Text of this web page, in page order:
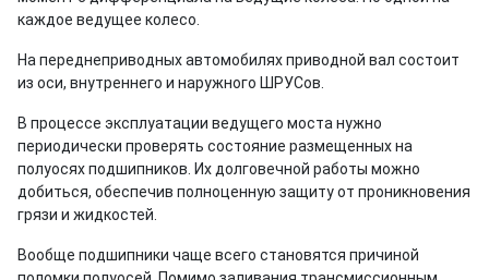
каждое ведущее колесо.
На переднеприводных автомобилях приводной вал состоит
из оси, внутреннего и наружного ШРУСов.
В процессе эксплуатации ведущего моста нужно
периодически проверять состояние размещенных на
полуосях подшипников. Их долговечной работы можно
добиться, обеспечив полноценную защиту от проникновения
грязи и жидкостей.
Вообще подшипники чаще всего становятся причиной